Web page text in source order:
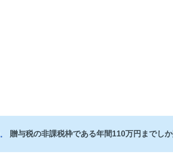
贈与税の非課税枠である年間110万円までし